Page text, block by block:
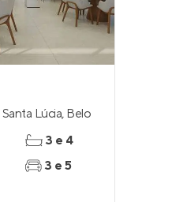
Santa Lúcia, Belo
3 e 4
3 e 5